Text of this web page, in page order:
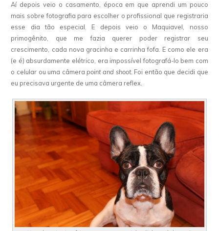
Aí depois veio o casamento, época em que aprendi um pouco
mais sobre fotografia para escolher o profissional que registraria
esse dia tão especial. E depois veio o Maquiavel, nosso
primogênito, que me fazia querer poder registrar seu
crescimento, cada nova gracinha e carrinha fofa. E como ele era
(e é) absurdamente elétrico, era impossível fotografá-lo bem com
o celular ou uma câmera point and shoot. Foi então que decidi que
eu precisava urgente de uma câmera reflex.